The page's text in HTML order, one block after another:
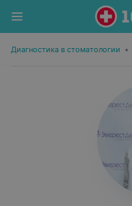
Диагностика в стоматологии •